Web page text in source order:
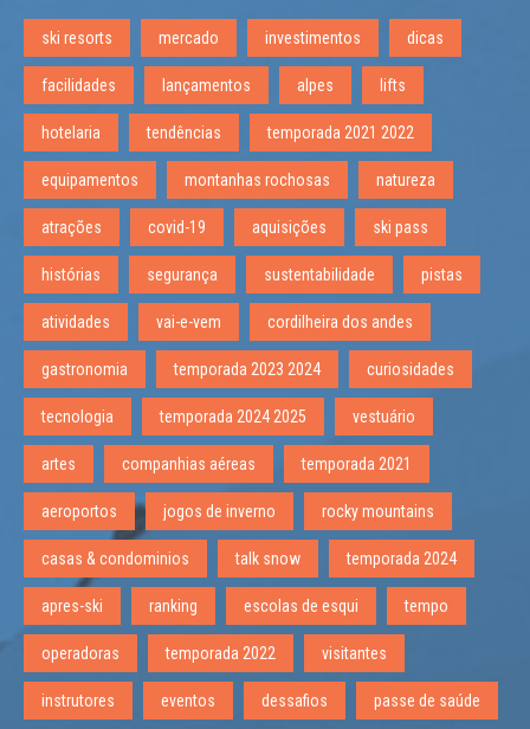
ski resorts mercado investimentos dicas
facilidades lançamentos alpes lifts
hotelaria tendências temporada 2021 2022
equipamentos montanhas rochosas natureza
atrações covid-19 aquisições ski pass
histórias segurança sustentabilidade pistas
atividades vai-e-vem cordilheira dos andes
gastronomia temporada 2023 2024 curiosidades
tecnologia temporada 2024 2025 vestuário
artes companhias aéreas temporada 2021
aeroportos jogos de inverno rocky mountains
casas & condominios talk snow temporada 2024
apres-ski ranking escolas de esqui tempo
operadoras temporada 2022 visitantes
instrutores eventos dessafios passe de saúde